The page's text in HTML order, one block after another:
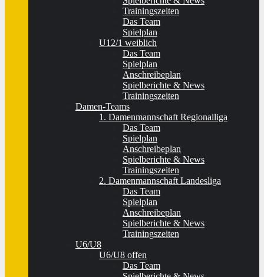
Trainingszeiten
Das Team
Spielplan
U12/1 weiblich
Das Team
Spielplan
Anschreibeplan
Spielberichte & News
Trainingszeiten
Damen-Teams
1. Damenmannschaft Regionalliga
Das Team
Spielplan
Anschreibeplan
Spielberichte & News
Trainingszeiten
2. Damenmannschaft Landesliga
Das Team
Spielplan
Anschreibeplan
Spielberichte & News
Trainingszeiten
U6/U8
U6/U8 offen
Das Team